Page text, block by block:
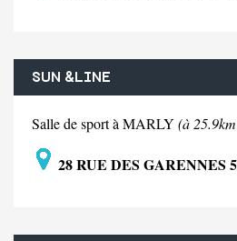
SUN &LINE
Salle de sport à MARLY (à
28 RUE DES GARENNES